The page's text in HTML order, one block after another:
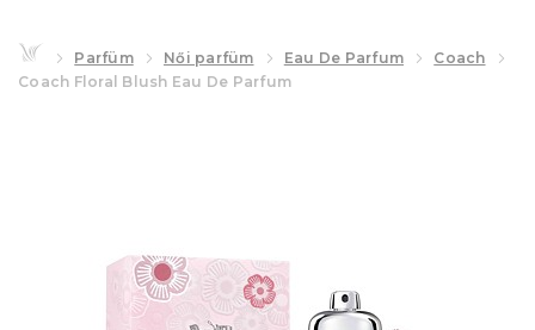
Parfüm Női parfüm Eau De Parfum
Coach
Coach Floral Blush Eau De Parfum